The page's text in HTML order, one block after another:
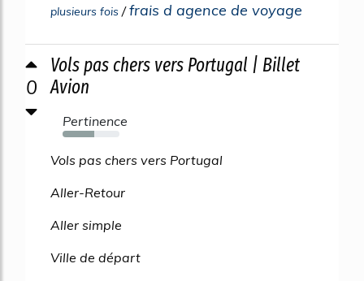
plusieurs fois /frais d agence de voyage
0
Vols pas chers vers Portugal | Billet
Avion
Pertinence
55%
Vols pas chers vers Portugal
Aller-Retour
Aller simple
Ville de départ